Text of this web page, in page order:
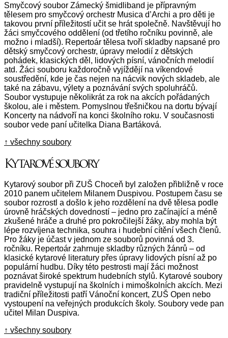
Smyčcový soubor Zámecký šmidliband je přípravným
tělesem pro smyčcový orchestr Musica d’Archi a pro děti je
takovou první příležitostí učit se hrát společně. Navštěvují ho
žáci smyčcového oddělení (od třetího ročníku povinně, ale
možno i mladší). Repertoár tělesa tvoří skladby napsané pro
dětský smyčcový orchestr, úpravy melodií z dětských
pohádek, klasických děl, lidových písní, vánočních melodií
atd. Žáci souboru každoročně vyjíždějí na víkendové
soustředění, kde je čas nejen na nácvik nových skladeb, ale
také na zábavu, výlety a poznávání svých spoluhráčů.
Soubor vystupuje několikrát za rok na akcích pořádaných
školou, ale i městem. Pomyslnou třešničkou na dortu bývají
Koncerty na nádvoří na konci školního roku. V současnosti
soubor vede paní učitelka Diana Bartáková.
↑ všechny soubory
Kytarové soubory
Kytarový soubor při ZUŠ Choceň byl založen přibližně v roce
2010 panem učitelem Milanem Duspivou. Postupem času se
soubor rozrostl a došlo k jeho rozdělení na dvě tělesa podle
úrovně hráčských dovedností – jedno pro začínající a méně
zkušené hráče a druhé pro pokročilejší žáky, aby mohla být
lépe rozvíjena technika, souhra i hudební cítění všech členů.
Pro žáky je účast v jednom ze souborů povinná od 3.
ročníku. Repertoár zahrnuje skladby různých žánrů – od
klasické kytarové literatury přes úpravy lidových písní až po
populární hudbu. Díky této pestrosti mají žáci možnost
poznávat široké spektrum hudebních stylů. Kytarové soubory
pravidelně vystupují na školních i mimoškolních akcích. Mezi
tradiční příležitosti patří Vánoční koncert, ZUŠ Open nebo
vystoupení na veřejných produkcích školy. Soubory vede pan
učitel Milan Duspiva.
↑ všechny soubory